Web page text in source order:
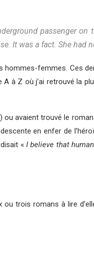
passenger on
It was a fact. She had
femmes. Ces
à Z où j’ai retrouvé la
avaient trouvé le
en enfer de
disait «I believe that
trois romans à lire